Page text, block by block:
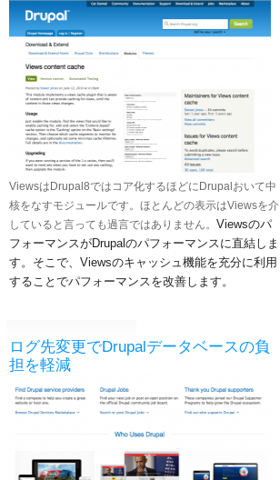
ViewsはDrupal8ではコア化するほどにDrupalおいて中
核をなすモジュールです。ほとんどの表示はViewsを介
していると言っても過言ではありません。Viewsのパ
フォーマンスがDrupalのパフォーマンスに直結しま
す。 そこで、Viewsのキャッシュ機能を充分に利用
することでパフォーマンスを改善します。
ログ先変更でDrupalデータベースの負
担を軽減